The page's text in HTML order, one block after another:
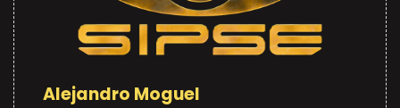
Alejandro Moguel